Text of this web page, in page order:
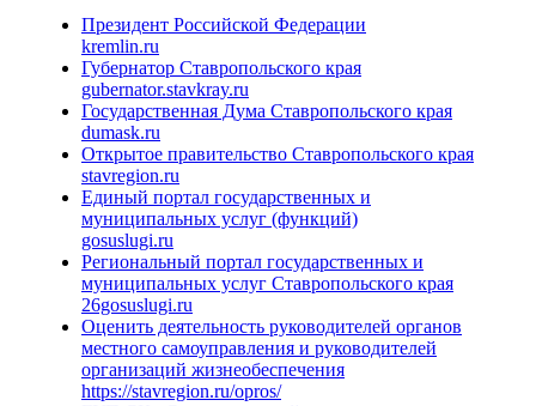
Президент Российской Федерации
kremlin.ru
Губернатор Ставропольского края
gubernator.stavkray.ru
Государственная Дума Ставропольского края
dumask.ru
Открытое правительство Ставропольского края
stavregion.ru
Единый портал государственных и
муниципальных услуг (функций)
gosuslugi.ru
Региональный портал государственных и
муниципальных услуг Ставропольского края
26gosuslugi.ru
Оценить деятельность руководителей органов
местного самоуправления и руководителей
организаций жизнеобеспечения
https://stavregion.ru/opros/